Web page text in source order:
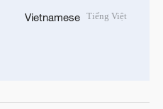
Vietnamese Tiếng Việt